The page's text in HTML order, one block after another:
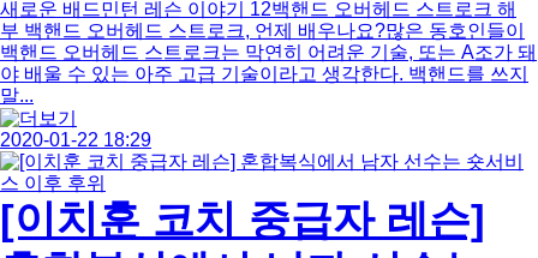
새로운 배드민턴 레슨 이야기 12백핸드 오버헤드 스트로크 해
부 백핸드 오버헤드 스트로크, 언제 배우나요?많은 동호인들이
백핸드 오버헤드 스트로크는 막연히 어려운 기술, 또는 A조가 돼
야 배울 수 있는 아주 고급 기술이라고 생각한다. 백핸드를 쓰지
말...
2020-01-22 18:29
[이치훈 코치 중급자 레슨]